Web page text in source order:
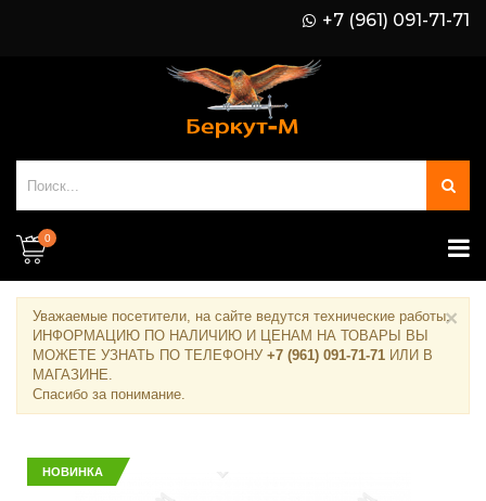
+7 (961) 091-71-71
0
Уважаемые посетители, на сайте ведутся технические работы.
ИНФОРМАЦИЮ ПО НАЛИЧИЮ И ЦЕНАМ НА ТОВАРЫ ВЫ
МОЖЕТЕ УЗНАТЬ ПО ТЕЛЕФОНУ +7 (961) 091-71-71 ИЛИ В
МАГАЗИНЕ.
Спасибо за понимание.
×
НОВИНКА